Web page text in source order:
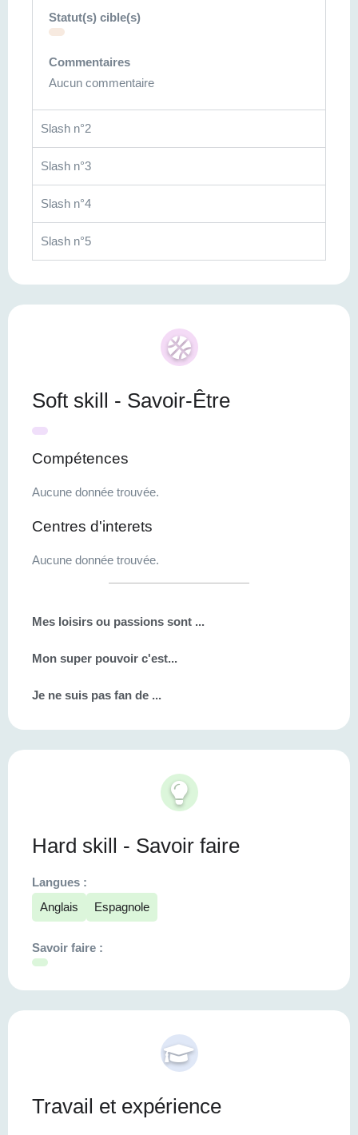
Statut(s) cible(s)
Commentaires
Aucun commentaire
Slash n°2
Slash n°3
Slash n°4
Slash n°5
Soft skill - Savoir-Être
Compétences
Aucune donnée trouvée.
Centres d'interets
Aucune donnée trouvée.
Mes loisirs ou passions sont ...
Mon super pouvoir c'est...
Je ne suis pas fan de ...
Hard skill - Savoir faire
Langues :
Anglais
Espagnole
Savoir faire :
Travail et expérience